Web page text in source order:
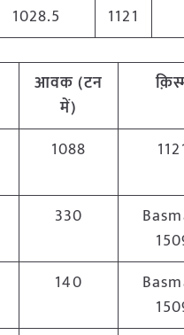
1028.5 1121
आवक (टन
में)
1088
330
140